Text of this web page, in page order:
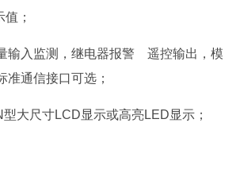
；
输入监测，继电器报警 遥控输出，模
准通信接口可选；
型大尺寸LCD显示或高亮LED显示；